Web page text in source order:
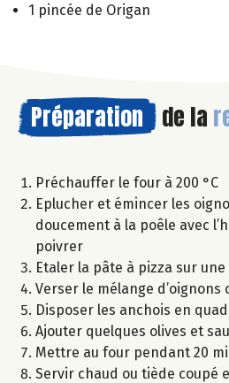
1 pincée de Origan
Préparation de la
Préchauffer le four à 200 °C
Eplucher et émincer les
doucement à la poêle avec
poivrer
Etaler la pâte à pizza sur
Verser le mélange d’oignons
Disposer les anchois en
Ajouter quelques olives et
Mettre au four pendant 20
Servir chaud ou tiède coupé